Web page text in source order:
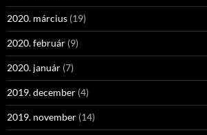
2020. március (19)
2020. február (9)
2020. január (7)
2019. december (4)
2019. november (14)